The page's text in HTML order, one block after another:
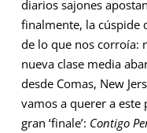
diarios sajones
finalmente, la cúspide
de lo que nos corroía:
nueva clase media
desde Comas, New
vamos a querer a este
gran ‘finale’: Contigo